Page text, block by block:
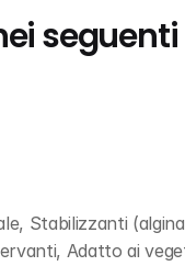
Stabilizzanti
Adatto ai